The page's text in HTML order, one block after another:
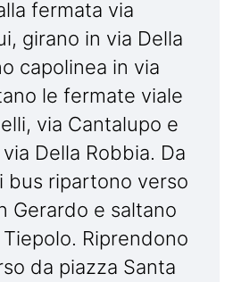
fermata via
girano in via Della
capolinea in via
le fermate viale
via Cantalupo e
Della Robbia. Da
bus ripartono verso
Gerardo e saltano
Riprendono
da piazza Santa